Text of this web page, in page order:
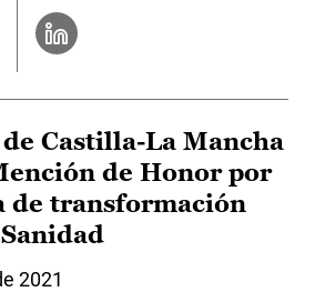
Castilla-La Mancha
de Honor por
de transformación
2021